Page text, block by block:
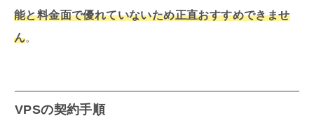
能と料金面で優れていないため正直おすすめできませ
ん。
VPSの契約手順